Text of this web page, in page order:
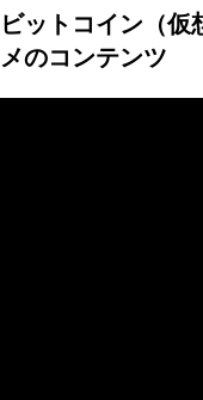
ビットコイン（仮
メのコンテンツ